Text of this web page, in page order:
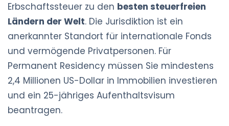
Erbschaftssteuer zu den besten steuerfreien
Ländern der Welt. Die Jurisdiktion ist ein
anerkannter Standort für internationale Fonds
und vermögende Privatpersonen. Für
Permanent Residency müssen Sie mindestens
2,4 Millionen US-Dollar in Immobilien investieren
und ein 25-jähriges Aufenthaltsvisum
beantragen.